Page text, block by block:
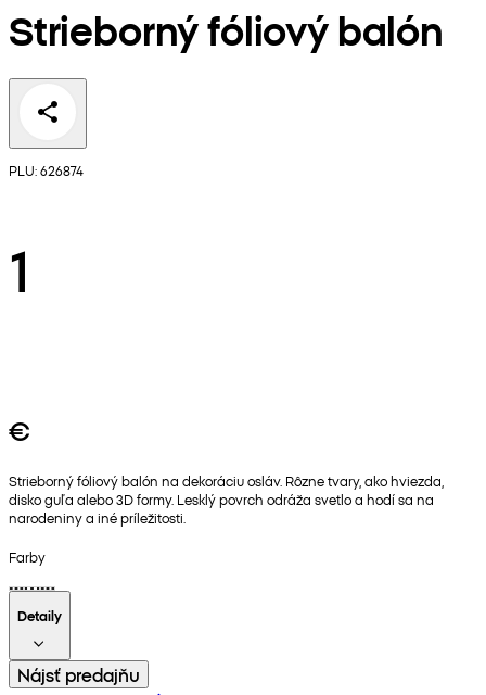
Strieborný fóliový balón
PLU: 626874
1
€
Strieborný fóliový balón na dekoráciu osláv. Rôzne tvary, ako hviezda,
disko guľa alebo 3D formy. Lesklý povrch odráža svetlo a hodí sa na
narodeniny a iné príležitosti.
Farby
Detaily
Nájsť predajňu